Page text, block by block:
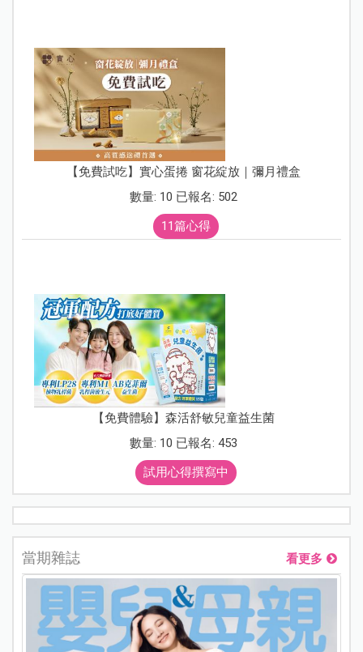
【免費試吃】實心蛋捲 窗花綻放｜彌月禮盒
數量: 10 已報名: 502
11篇心得
【免費體驗】森活舒敏兒童益生菌
數量: 10 已報名: 453
試用心得撰寫中
當期雜誌 看更多